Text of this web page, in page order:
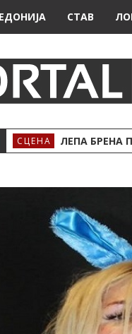
СТАВ
СЦЕНА ЛЕПА БРЕНА